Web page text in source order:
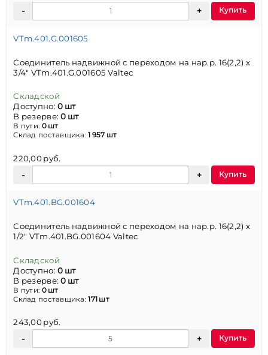
Купить
VTm.401.G.001605
Соединитель надвижной с переходом на нар.р. 16(2,2) х
3/4" VTm.401.G.001605 Valtec
Складской
Доступно:0 шт
В резерве:0 шт
В пути: 0 шт
Склад поставщика:1 957 шт
220,00 руб.
Купить
VTm.401.BG.001604
Соединитель надвижной с переходом на нар.р. 16(2,2) х
1/2" VTm.401.BG.001604 Valtec
Складской
Доступно:0 шт
В резерве:0 шт
В пути: 0 шт
Склад поставщика:171 шт
243,00 руб.
Купить